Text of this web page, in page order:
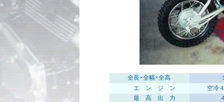
全長×全幅×全高
エ ン ジ ン
空冷
最 高 出 力